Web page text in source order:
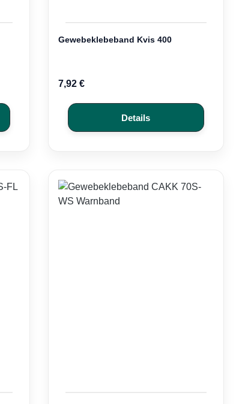
Gewebeklebeband Kvis 400
7,92 €
Details